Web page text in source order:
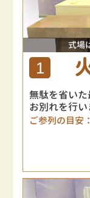
式場
1
無駄を省い
お別れを行い
ご参列の目安：